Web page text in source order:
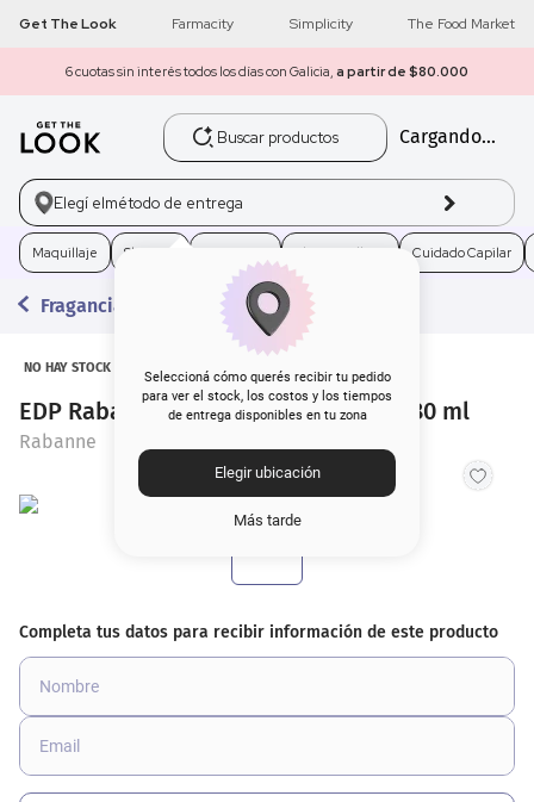
Get The Look Farmacity Simplicity The Food Market
6 cuotas sin interés todos los días con Galicia, a partir de $80.000
Buscar productos
Cargando...
Elegí elmétodo de entrega
Seleccioná cómo querés recibir tu pedido
para ver el stock, los costos y los tiempos
de entrega disponibles en tu zona
Elegir ubicación
Más tarde
Maquillaje Skincare Electro Belleza Cuidado Capilar
Fragancias
NO HAY STOCK
EDP Rabanne Lady Million Empire x 80 ml
Rabanne
1 get the look
2 máscara pestañas
brochas
4. loreal
5. corrector
6. rubor